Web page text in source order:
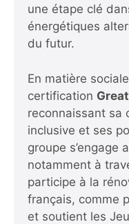
une étape clé
énergétiques
du futur.
En matière
certification
reconnaissant sa
inclusive et ses
groupe s’engage
notamment à
participe à la
français, comme
et soutient les